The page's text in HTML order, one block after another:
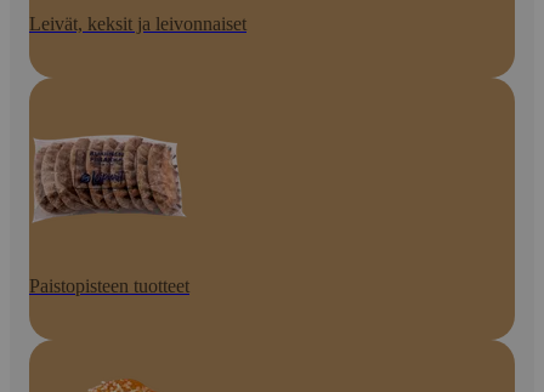
Leivät, keksit ja leivonnaiset
Paistopisteen tuotteet